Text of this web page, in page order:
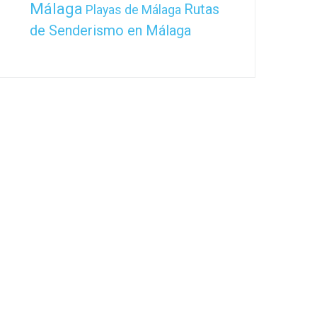
Málaga Playas de Málaga Rutas
de Senderismo en Málaga